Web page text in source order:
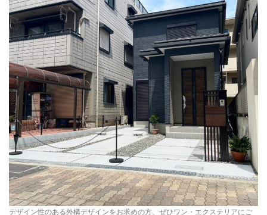
デザイン性のある外構デザインをお求めの方、ぜひワン・エクステリアにご